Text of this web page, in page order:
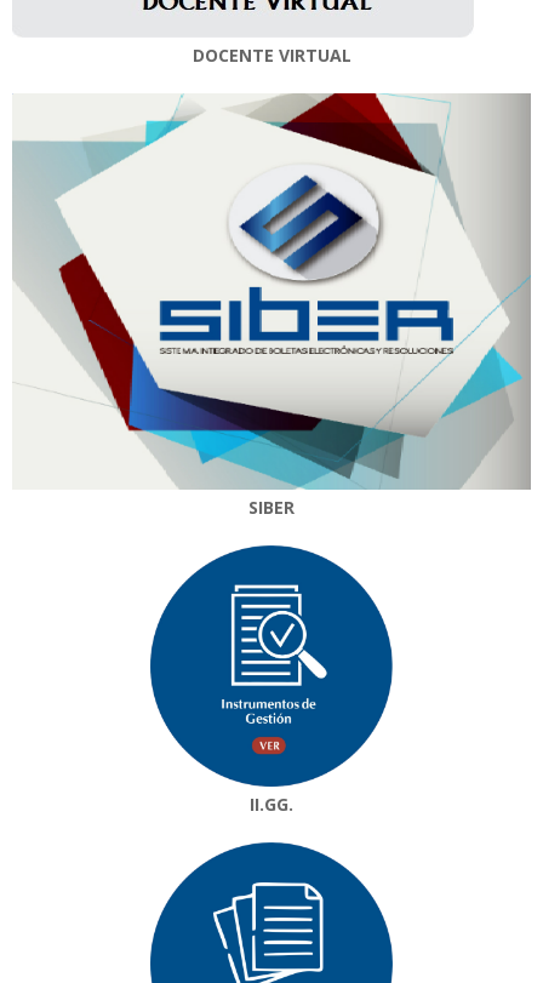
DOCENTE VIRTUAL
SIBER
II.GG.